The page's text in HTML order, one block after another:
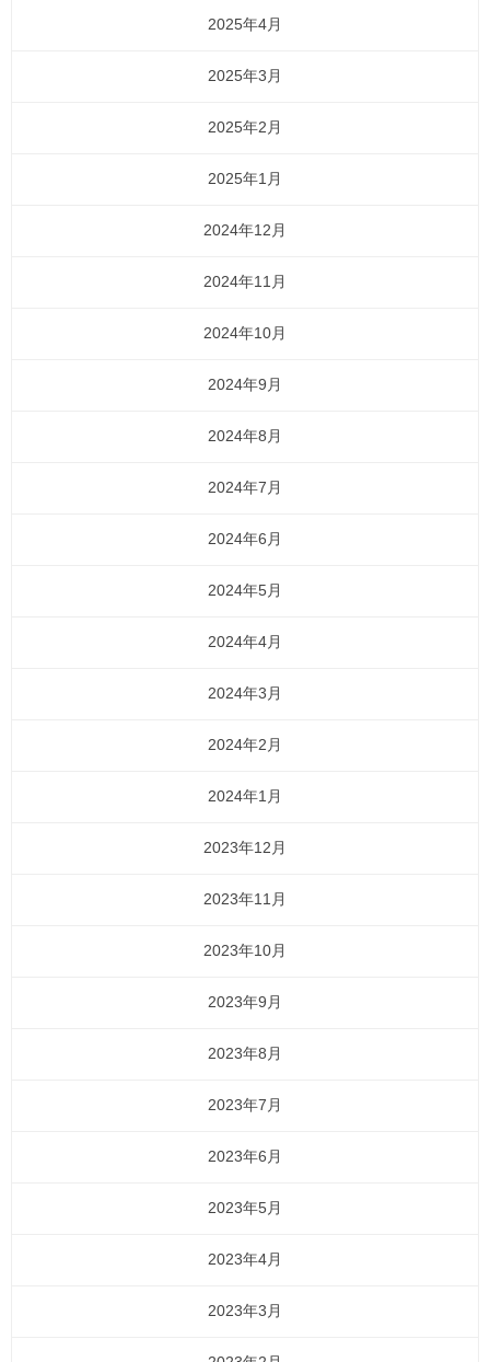
2025年4月
2025年3月
2025年2月
2025年1月
2024年12月
2024年11月
2024年10月
2024年9月
2024年8月
2024年7月
2024年6月
2024年5月
2024年4月
2024年3月
2024年2月
2024年1月
2023年12月
2023年11月
2023年10月
2023年9月
2023年8月
2023年7月
2023年6月
2023年5月
2023年4月
2023年3月